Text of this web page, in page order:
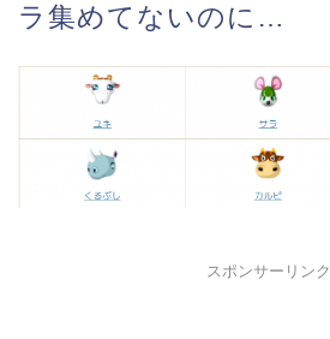
ラ集めてないのに…
スポンサーリンク